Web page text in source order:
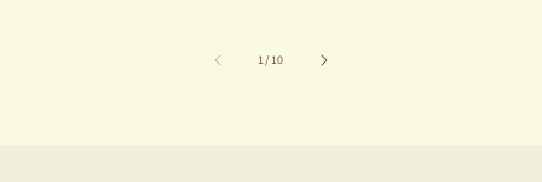
1/trong
10